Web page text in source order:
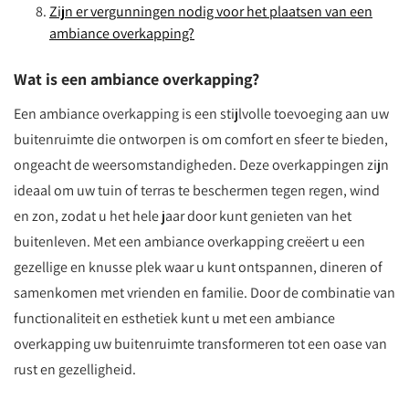
Zijn er vergunningen nodig voor het plaatsen van een
ambiance overkapping?
Wat is een ambiance overkapping?
Een ambiance overkapping is een stijlvolle toevoeging aan uw
buitenruimte die ontworpen is om comfort en sfeer te bieden,
ongeacht de weersomstandigheden. Deze overkappingen zijn
ideaal om uw tuin of terras te beschermen tegen regen, wind
en zon, zodat u het hele jaar door kunt genieten van het
buitenleven. Met een ambiance overkapping creëert u een
gezellige en knusse plek waar u kunt ontspannen, dineren of
samenkomen met vrienden en familie. Door de combinatie van
functionaliteit en esthetiek kunt u met een ambiance
overkapping uw buitenruimte transformeren tot een oase van
rust en gezelligheid.